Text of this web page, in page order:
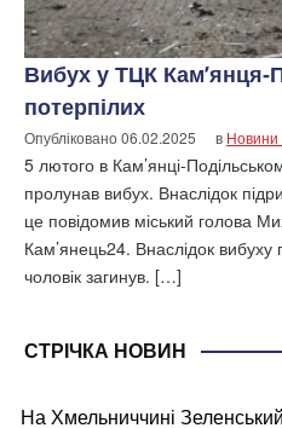
Вибух у ТЦК Кам’янця-
потерпілих
Опубліковано06.02.2025 в Новини
5 лютого в Кам’янці-
пролунав вибух. Внаслідок
це повідомив міський голова
Кам’янець24. Внаслідок
чоловік загинув. […]
СТРІЧКА НОВИН
На Хмельниччині